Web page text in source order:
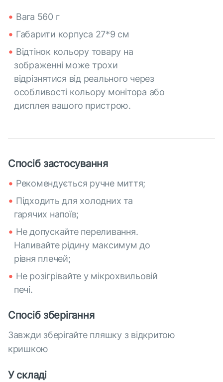
Вага 560 г
Габарити корпуса 27*9 см
Відтінок кольору товару на
зображенні може трохи
відрізнятися від реального через
особливості кольору монітора або
дисплея вашого пристрою.
Спосіб застосування
Рекомендується ручне миття;
Підходить для холодних та
гарячих напоїв;
Не допускайте переливання.
Наливайте рідину максимум до
рівня плечей;
Не розігрівайте у мікрохвильовій
печі.
Спосіб зберігання
Завжди зберігайте пляшку з відкритою
кришкою
У складі